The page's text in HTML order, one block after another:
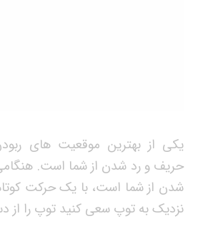
یکی از بهترین موقعیت های
حریف و رد شدن از شما است.
شدن از شما است، با یک حرکت
نزدیک به توپ سعی کنید توپ را از